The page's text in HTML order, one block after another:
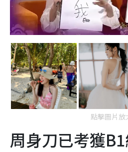
點擊圖片放
周身刀已考獲